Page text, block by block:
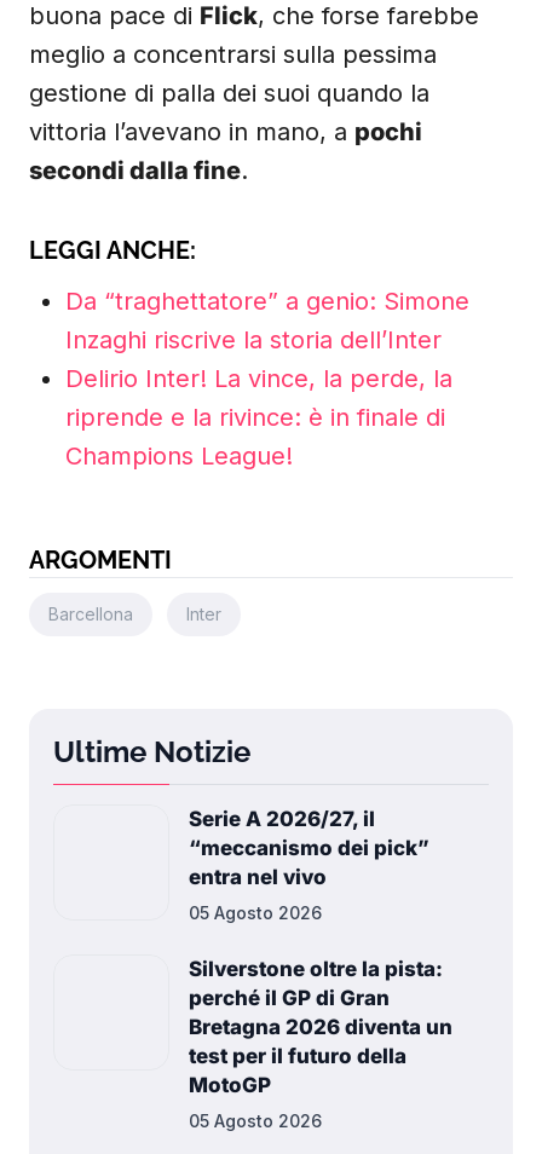
buona pace di Flick, che forse farebbe
meglio a concentrarsi sulla pessima
gestione di palla dei suoi quando la
vittoria l’avevano in mano, a pochi
secondi dalla fine.
LEGGI ANCHE:
Da “traghettatore” a genio: Simone
Inzaghi riscrive la storia dell’Inter
Delirio Inter! La vince, la perde, la
riprende e la rivince: è in finale di
Champions League!
ARGOMENTI
Barcellona Inter
Ultime Notizie
Serie A 2026/27, il
“meccanismo dei pick”
entra nel vivo
05 Agosto 2026
Silverstone oltre la pista:
perché il GP di Gran
Bretagna 2026 diventa un
test per il futuro della
MotoGP
05 Agosto 2026